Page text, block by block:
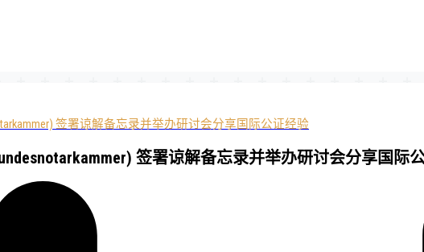
签署谅解备忘录并举办研讨会分享国际公证经验
签署谅解备忘录并举办研讨会分享国际